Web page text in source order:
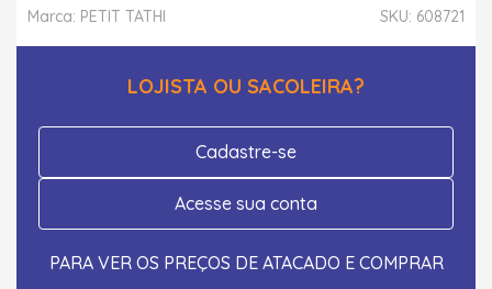
SKU: 608721
Marca: PETIT TATHI
LOJISTA OU SACOLEIRA?
Cadastre-se
Acesse sua conta
PARA VER OS PREÇOS DE ATACADO E COMPRAR